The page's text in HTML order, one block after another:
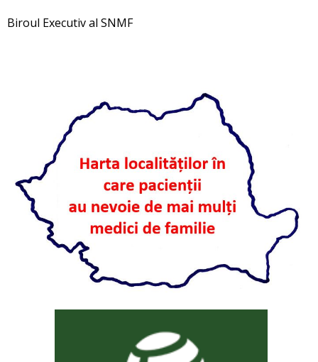
Biroul Executiv al SNMF